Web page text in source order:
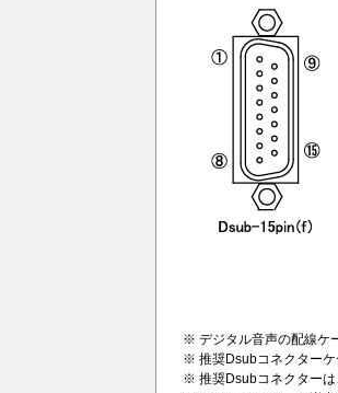
※ デジタル音声の配線ケ
※ 推奨Dsubコネクター
※ 推奨Dsubコネクター